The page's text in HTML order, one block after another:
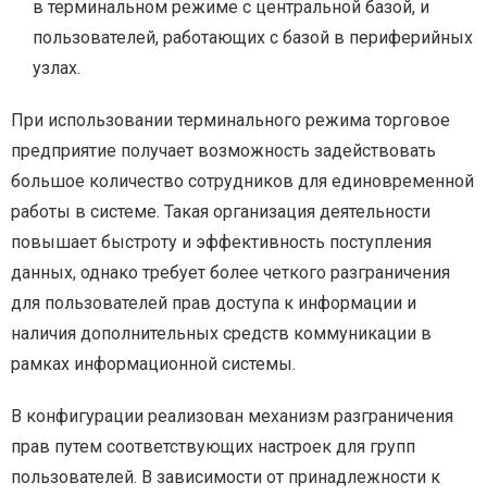
в терминальном режиме с центральной базой, и
пользователей, работающих с базой в периферийных
узлах.
При использовании терминального режима торговое
предприятие получает возможность задействовать
большое количество сотрудников для единовременной
работы в системе. Такая организация деятельности
повышает быстроту и эффективность поступления
данных, однако требует более четкого разграничения
для пользователей прав доступа к информации и
наличия дополнительных средств коммуникации в
рамках информационной системы.
В конфигурации реализован механизм разграничения
прав путем соответствующих настроек для групп
пользователей. В зависимости от принадлежности к